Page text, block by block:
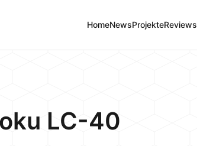
HomeNewsProjekteReviews
LC-40